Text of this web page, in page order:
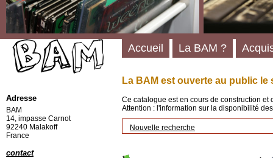
La BAM est ouverte au public le
Ce catalogue est en cours de construction
Attention : l'information sur la disponibilité
Nouvelle recherche
Accueil La BAM ?
Adresse
BAM
14, impasse Carnot
92240 Malakoff
France
contact